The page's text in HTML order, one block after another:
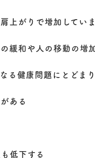
上がりで増加していま
緩和や人の移動の増
る健康問題にとどまり
ある
低下する